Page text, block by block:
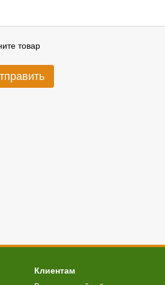
товар
Клиентам